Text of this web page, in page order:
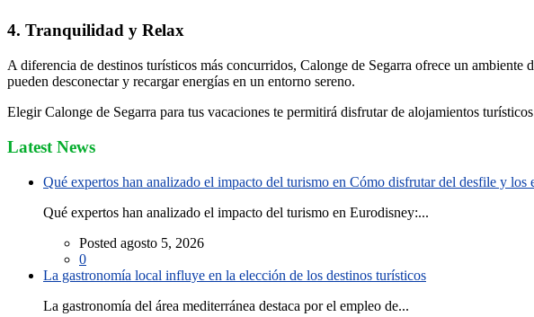
4. Tranquilidad y Relax
A diferencia de destinos turísticos más concurridos, Calonge de Segarra ofrece un
pueden desconectar y recargar energías en un entorno sereno.
Elegir Calonge de Segarra para tus vacaciones te permitirá disfrutar de alojamientos
Latest News
Qué expertos han analizado el impacto del turismo en Cómo disfrutar del desfile y
Qué expertos han analizado el impacto del turismo en Eurodisney:...
Posted agosto 5, 2026
0
La gastronomía local influye en la elección de los destinos turísticos
La gastronomía del área mediterránea destaca por el empleo de...